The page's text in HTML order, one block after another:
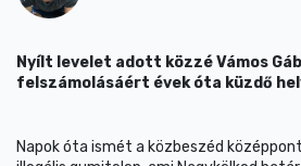
Nyílt levelet adott közzé Vámos
felszámolásáért évek óta küzdő
Napok óta ismét a közbeszéd